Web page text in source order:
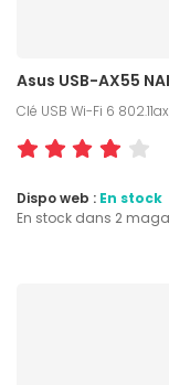
Asus USB-AX55
Clé USB Wi-Fi 6
Dispo web : En stock
En stock dans 2